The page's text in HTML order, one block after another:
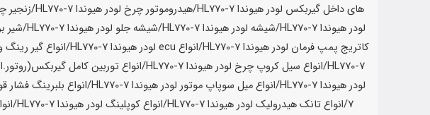
های داخل گیربکس لودرهیوندا HL770-7 /هیدروموتور چرخ لودرهیوندا HL770-7 /زنجیر
لودرهیوندا HL770-7 /شیشه لودرهیوندا HL770-7 /شیشه جلو لودرهیوندا HL770-7 /شیر
کاتریج پمپ فرمان لودرهیوندا HL770-7 /انواع ecu لودر هیوندا HL770-7 /انواع گیر رینگ
HL770-7/انواع سیل کروپ چرخ لودرهیوندا HL770-7 /انواع توربین کامل
لودرهیوندا HL770-7 /انواع میل سوپاپ موتور لودرهیوندا HL770-7 /انواع بلبرینگ فشار
7/انواع تانک هیدرولیک لودرهیوندا HL770-7 /انواع کوپلینگ لودرهیوندا HL770-7 /